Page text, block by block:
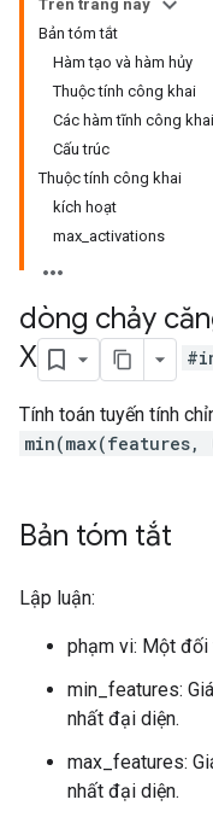
Trên trang này
Bản tóm tắt
Hàm tạo và hàm hủy
Thuộc tính công khai
Các hàm tĩnh công khai
Cấu trúc
Thuộc tính công khai
kích hoạt
max_activations
dòng chảy
X
Tính toán tuyến tính
min(max(features,
Bản tóm tắt
Lập luận:
phạm vi: Một
min_features:
nhất đại diện.
max_features:
nhất đại diện.